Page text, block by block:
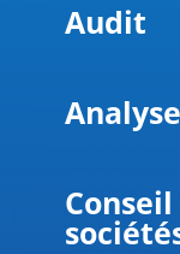
Audit